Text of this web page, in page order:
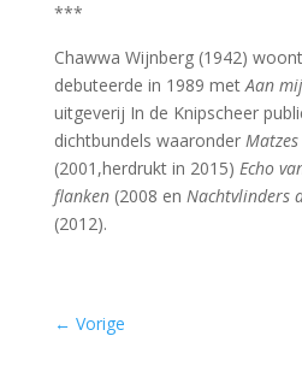
***
Chawwa Wijnberg (1942)
debuteerde in 1989 metAan
uitgeverij In de Knipscheer
dichtbundels waaronder
(2001,herdrukt in 2015) Echo
flanken(2008 en Nachtvlinders
(2012).
← Vorige